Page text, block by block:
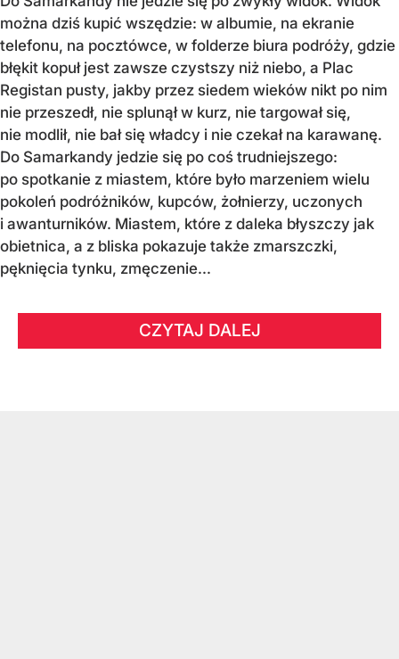
można dziś kupić wszędzie: w albumie, na ekranie
telefonu, na pocztówce, w folderze biura podróży, gdzie
błękit kopuł jest zawsze czystszy niż niebo, a Plac
Registan pusty, jakby przez siedem wieków nikt po nim
nie przeszedł, nie splunął w kurz, nie targował się,
nie modlił, nie bał się władcy i nie czekał na karawanę.
Do Samarkandy jedzie się po coś trudniejszego:
po spotkanie z miastem, które było marzeniem wielu
pokoleń podróżników, kupców, żołnierzy, uczonych
i awanturników. Miastem, które z daleka błyszczy jak
obietnica, a z bliska pokazuje także zmarszczki,
pęknięcia tynku, zmęczenie...
CZYTAJ DALEJ